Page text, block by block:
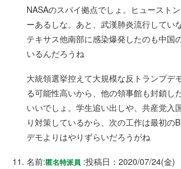
NASAのスパイ拠点でしょ。ヒュースト
ーあるしな。あと、武漢肺炎流行してい
テキサス他南部に感染爆発したのも中国
いるんだろうね
大統領選挙控えて大規模な反トランプデ
る可能性高いから、他の領事館も封鎖し
いいでしょ。学生追い出しや、共産党入
り対策しているから、次の工作は最初の
デモよりはやりずらいだろうがね
名前:匿名特派員 :投稿日：2020/07/24(金)